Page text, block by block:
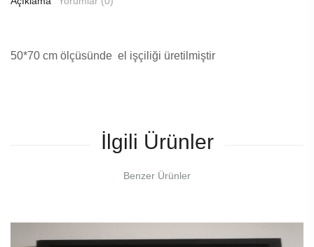
50*70 cm ölçüsünde el işçiliği üretilmiştir
İlgili Ürünler
Benzer Ürünler